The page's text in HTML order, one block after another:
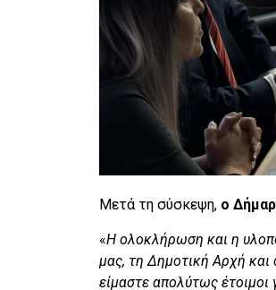
Μετά τη σύσκεψη, ο
«Η ολοκλήρωση και η
μας, τη Δημοτική Αρχή
είμαστε απολύτως